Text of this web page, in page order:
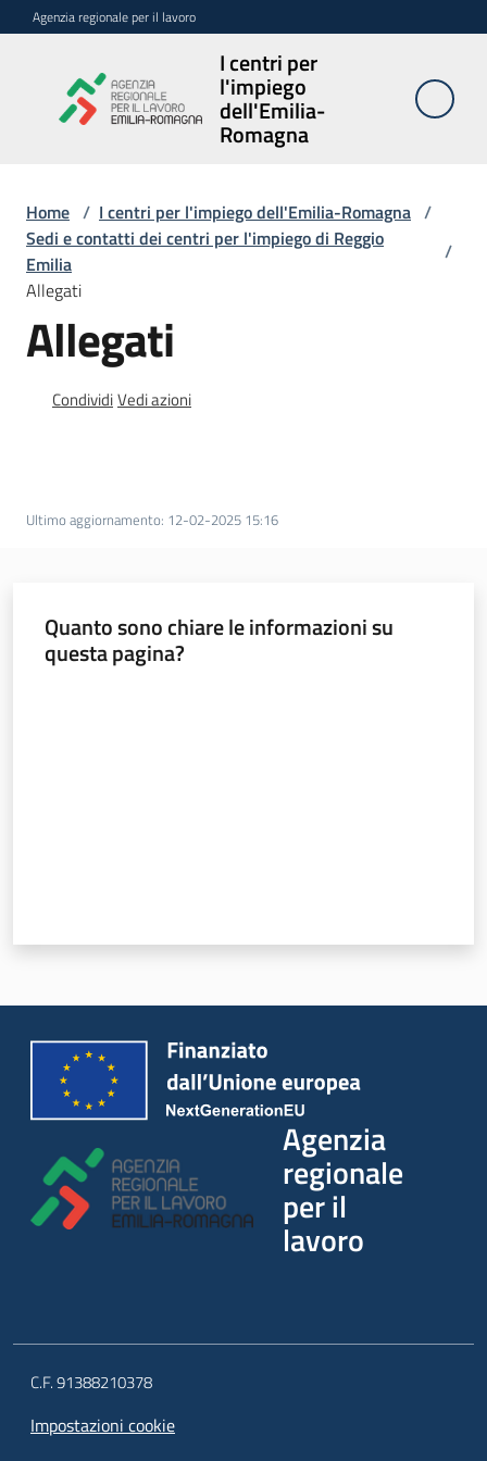
Vai al contenuto
Vai alla navigazione
Vai al footer
Agenzia regionale per il lavoro
I centri per
l'impiego
dell'Emilia-
Romagna
I centri per
l'impiego
dell'Emilia-
Romagna
Sedi
e
contatti
Avvisi
regionale
per il
lavoro
Home / I centri per l'impiego dell'Emilia-Romagna /
Sedi e contatti dei centri per l'impiego di Reggio
Emilia
/
Allegati
Allegati
CondividiVedi azioni
Ultimo aggiornamento: 12-02-2025 15:16
Quanto sono chiare le informazioni su
questa pagina?
Agenzia
regionale
per il
lavoro
C.F. 91388210378
Impostazioni cookie